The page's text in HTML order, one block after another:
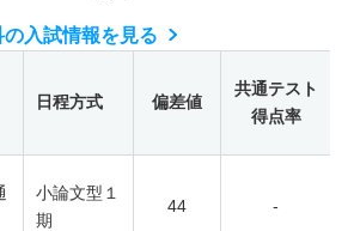
入試情報を見る
日程方式 偏差値
共通テスト
得点率
小論文型１
期
44 -